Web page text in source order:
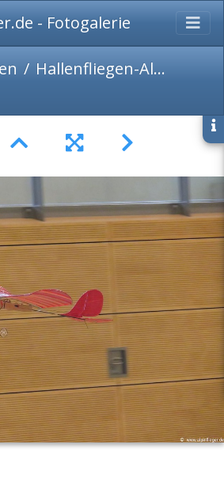
- Fotogalerie
Hallenfliegen-Alling-041